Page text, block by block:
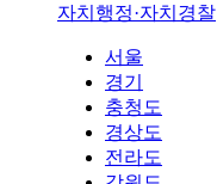
자치행정·자치경찰
서울
경기
충청도
경상도
전라도